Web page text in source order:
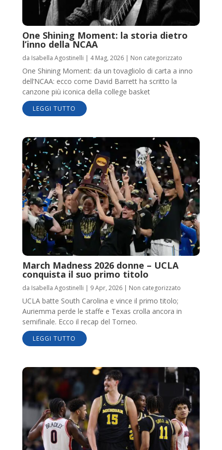
One Shining Moment: la storia dietro
l’inno della NCAA
da Isabella Agostinelli | 4 Mag, 2026| Non categorizzato
One Shining Moment: da un tovagliolo di carta a inno
dell’NCAA: ecco come David Barrett ha scritto la
canzone più iconica della college basket
LEGGI TUTTO
March Madness 2026 donne – UCLA
conquista il suo primo titolo
da Isabella Agostinelli | 9 Apr, 2026| Non categorizzato
UCLA batte South Carolina e vince il primo titolo;
Auriemma perde le staffe e Texas crolla ancora in
semifinale. Ecco il recap del Torneo.
LEGGI TUTTO